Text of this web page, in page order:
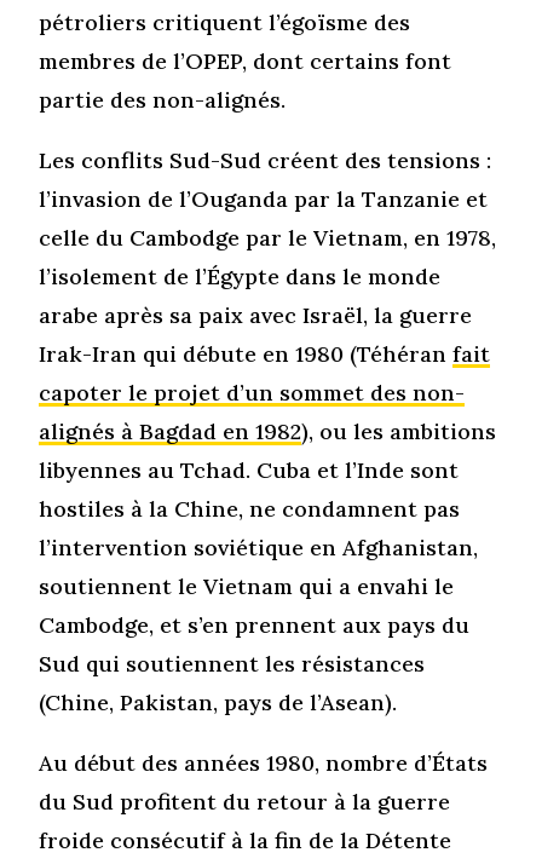
pétroliers critiquent l’égoïsme des
membres de l’OPEP, dont certains font
partie des non-alignés.
Les conflits Sud-Sud créent des tensions :
l’invasion de l’Ouganda par la Tanzanie et
celle du Cambodge par le Vietnam, en 1978,
l’isolement de l’Égypte dans le monde
arabe après sa paix avec Israël, la guerre
Irak-Iran qui débute en 1980 (Téhéranfait
capoter le projet d’un sommet des non-
alignés à Bagdad en 1982), ou les ambitions
libyennes au Tchad. Cuba et l’Inde sont
hostiles à la Chine, ne condamnent pas
l’intervention soviétique en Afghanistan,
soutiennent le Vietnam qui a envahi le
Cambodge, et s’en prennent aux pays du
Sud qui soutiennent les résistances
(Chine, Pakistan, pays de l’Asean).
Au début des années 1980, nombre d’États
du Sud profitent du retour à la guerre
froide consécutif à la fin de la Détente